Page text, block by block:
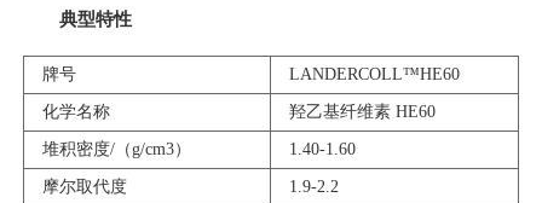
典型特性
牌号 LANDERCOLL™HE60
化学名称 羟乙基纤维素 HE60
堆积密度/（g/cm3） 1.40-1.60
摩尔取代度 1.9-2.2